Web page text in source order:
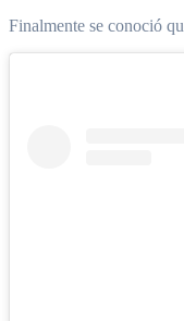
Finalmente se conoció